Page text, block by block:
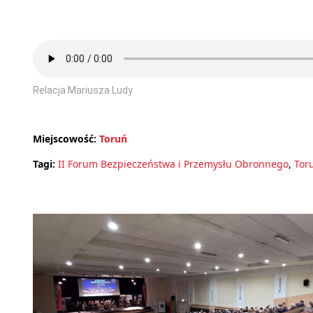
Relacja Mariusza Ludy
Miejscowość: Toruń
Tagi: II Forum Bezpieczeństwa i Przemysłu Obronnego,